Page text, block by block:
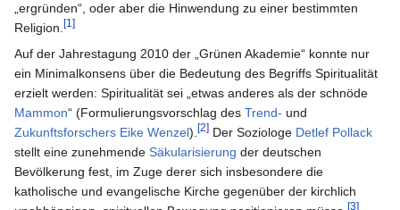
„ergründen“, oder aber die Hinwendung zu einer bestimmten
Religion.[1]
Auf der Jahrestagung 2010 der „Grünen Akademie“ konnte nur
ein Minimalkonsens über die Bedeutung des Begriffs Spiritualität
erzielt werden: Spiritualität sei „etwas anderes als der schnöde
Mammon“ (Formulierungsvorschlag des Trend- und
Zukunftsforschers Eike Wenzel).[2] Der Soziologe Detlef Pollack
stellt eine zunehmende Säkularisierung der deutschen
Bevölkerung fest, im Zuge derer sich insbesondere die
katholische und evangelische Kirche gegenüber der kirchlich
[3]